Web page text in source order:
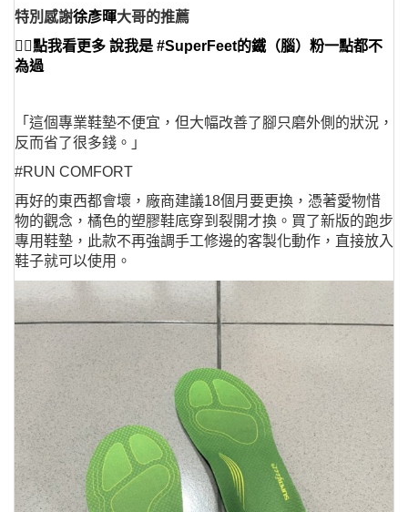
特別感謝徐彥暉大哥的推薦
👉🏻點我看更多 說我是 #SuperFeet的鐵（腦）粉一點都不
為過
「這個專業鞋墊不便宜，但大幅改善了腳只磨外側的狀況，
反而省了很多錢。」
#RUN COMFORT
再好的東西都會壞，廠商建議18個月要更換，憑著愛物惜
物的觀念，橘色的塑膠鞋底穿到裂開才換。買了新版的跑步
專用鞋墊，此款不再強調手工修邊的客製化動作，直接放入
鞋子就可以使用。